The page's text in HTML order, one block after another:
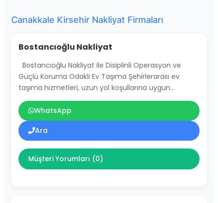
Canakkale Kirsehir Nakliyat Firmaları
Bostancıoğlu Nakliyat
Bostancıoğlu Nakliyat ile Disiplinli Operasyon ve
Güçlü Koruma Odaklı Ev Taşıma Şehirlerarası ev
taşıma hizmetleri, uzun yol koşullarına uygun…
WhatsApp
Ara
Müşteri Yorumları (0)